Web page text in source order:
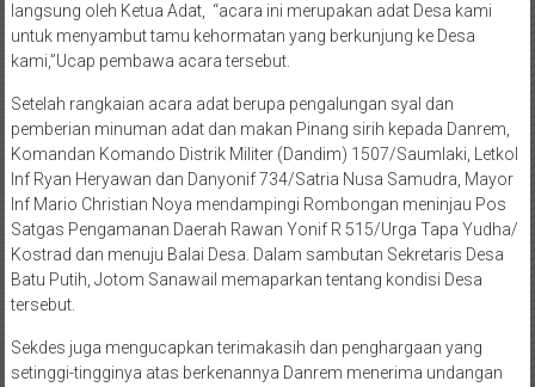
langsung oleh Ketua Adat, “acara ini merupakan adat Desa kami
untuk menyambut tamu kehormatan yang berkunjung ke Desa
kami,”Ucap pembawa acara tersebut.
Setelah rangkaian acara adat berupa pengalungan syal dan
pemberian minuman adat dan makan Pinang sirih kepada Danrem,
Komandan Komando Distrik Militer (Dandim) 1507/Saumlaki, Letkol
Inf Ryan Heryawan dan Danyonif 734/Satria Nusa Samudra, Mayor
Inf Mario Christian Noya mendampingi Rombongan meninjau Pos
Satgas Pengamanan Daerah Rawan Yonif R 515/Urga Tapa Yudha/
Kostrad dan menuju Balai Desa. Dalam sambutan Sekretaris Desa
Batu Putih, Jotom Sanawail memaparkan tentang kondisi Desa
tersebut.
Sekdes juga mengucapkan terimakasih dan penghargaan yang
setinggi-tingginya atas berkenannya Danrem menerima undangan